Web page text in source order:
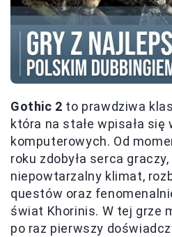
Gothic 2 to prawdziwa
która na stałe wpisała się
komputerowych. Od
roku zdobyła serca
niepowtarzalny klimat,
questów oraz
świat Khorinis. W tej grze
po raz pierwszy